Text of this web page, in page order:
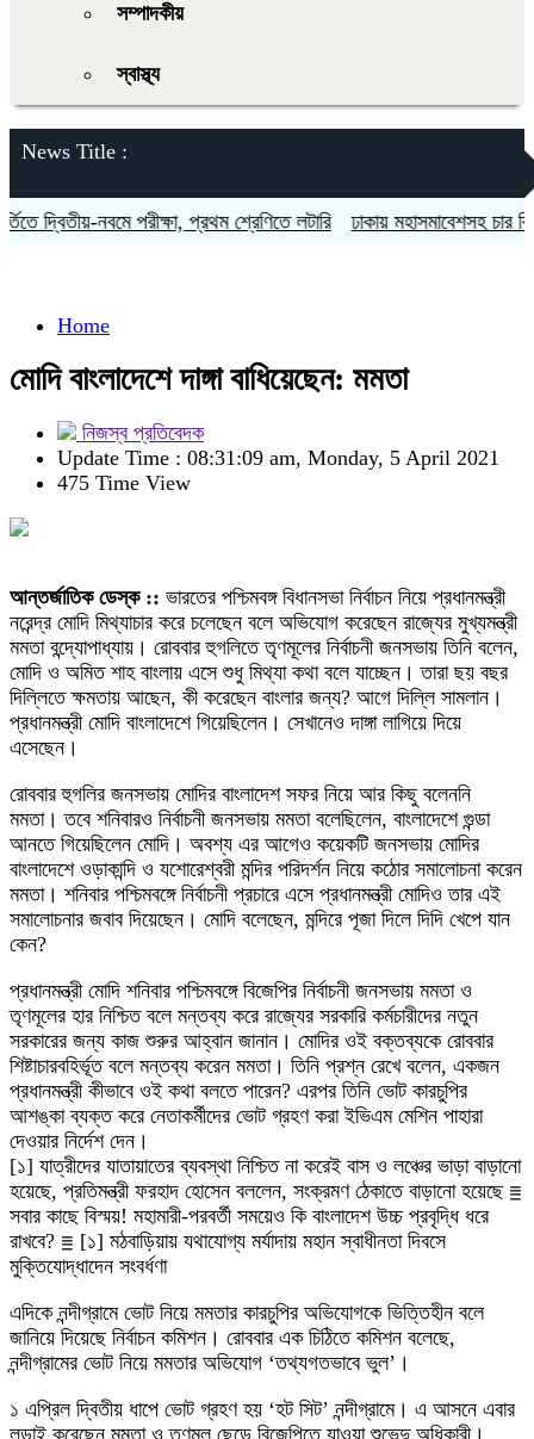
সম্পাদকীয়
স্বাস্থ্য
News Title :
নবমে পরীক্ষা, প্রথম শ্রেণিতে লটারি ঢাকায় মহাসমাবেশসহ চার
Home
মোদি বাংলাদেশে দাঙ্গা বাধিয়েছেন: মমতা
নিজস্ব প্রতিবেদক
Update Time : 08:31:09 am, Monday, 5 April 2021
475 Time View
আন্তর্জাতিক ডেস্ক :: ভারতের পশ্চিমবঙ্গ বিধানসভা নির্বাচন নিয়ে প্রধানমন্ত্রী
নরেন্দ্র মোদি মিথ্যাচার করে চলেছেন বলে অভিযোগ করেছেন রাজ্যের মুখ্যমন্ত্রী
মমতা বন্দ্যোপাধ্যায়। রোববার হুগলিতে তৃণমূলের নির্বাচনী জনসভায় তিনি বলেন,
মোদি ও অমিত শাহ বাংলায় এসে শুধু মিথ্যা কথা বলে যাচ্ছেন। তারা ছয় বছর
দিল্লিতে ক্ষমতায় আছেন, কী করেছেন বাংলার জন্য? আগে দিল্লি সামলান।
প্রধানমন্ত্রী মোদি বাংলাদেশে গিয়েছিলেন। সেখানেও দাঙ্গা লাগিয়ে দিয়ে
এসেছেন।
রোববার হুগলির জনসভায় মোদির বাংলাদেশ সফর নিয়ে আর কিছু বলেননি
মমতা। তবে শনিবারও নির্বাচনী জনসভায় মমতা বলেছিলেন, বাংলাদেশে গুন্ডা
আনতে গিয়েছিলেন মোদি। অবশ্য এর আগেও কয়েকটি জনসভায় মোদির
বাংলাদেশে ওড়াকান্দি ও যশোরেশ্বরী মন্দির পরিদর্শন নিয়ে কঠোর সমালোচনা করেন
মমতা। শনিবার পশ্চিমবঙ্গে নির্বাচনী প্রচারে এসে প্রধানমন্ত্রী মোদিও তার এই
সমালোচনার জবাব দিয়েছেন। মোদি বলেছেন, মন্দিরে পূজা দিলে দিদি খেপে যান
কেন?
প্রধানমন্ত্রী মোদি শনিবার পশ্চিমবঙ্গে বিজেপির নির্বাচনী জনসভায় মমতা ও
তৃণমূলের হার নিশ্চিত বলে মন্তব্য করে রাজ্যের সরকারি কর্মচারীদের নতুন
সরকারের জন্য কাজ শুরুর আহ্বান জানান। মোদির ওই বক্তব্যকে রোববার
শিষ্টাচারবহির্ভূত বলে মন্তব্য করেন মমতা। তিনি প্রশ্ন রেখে বলেন, একজন
প্রধানমন্ত্রী কীভাবে ওই কথা বলতে পারেন? এরপর তিনি ভোট কারচুপির
আশঙ্কা ব্যক্ত করে নেতাকর্মীদের ভোট গ্রহণ করা ইভিএম মেশিন পাহারা
দেওয়ার নির্দেশ দেন।
[১] যাত্রীদের যাতায়াতের ব্যবস্থা নিশ্চিত না করেই বাস ও লঞ্চের ভাড়া বাড়ানো
হয়েছে, প্রতিমন্ত্রী ফরহাদ হোসেন বললেন, সংক্রমণ ঠেকাতে বাড়ানো হয়েছে ≣
সবার কাছে বিস্ময়! মহামারী-পরবর্তী সময়েও কি বাংলাদেশ উচ্চ প্রবৃদ্ধি ধরে
রাখবে? ≣ [১] মঠবাড়িয়ায় যথাযোগ্য মর্যাদায় মহান স্বাধীনতা দিবসে
মুক্তিযোদ্ধাদেন সংবর্ধণা
এদিকে নন্দীগ্রামে ভোট নিয়ে মমতার কারচুপির অভিযোগকে ভিত্তিহীন বলে
জানিয়ে দিয়েছে নির্বাচন কমিশন। রোববার এক চিঠিতে কমিশন বলেছে,
নন্দীগ্রামের ভোট নিয়ে মমতার অভিযোগ ‘তথ্যগতভাবে ভুল’।
১ এপ্রিল দ্বিতীয় ধাপে ভোট গ্রহণ হয় ‘হট সিট’ নন্দীগ্রামে। এ আসনে এবার
লড়াই করেছেন মমতা ও তৃণমূল ছেড়ে বিজেপিতে যাওয়া শুভেন্দু অধিকারী।